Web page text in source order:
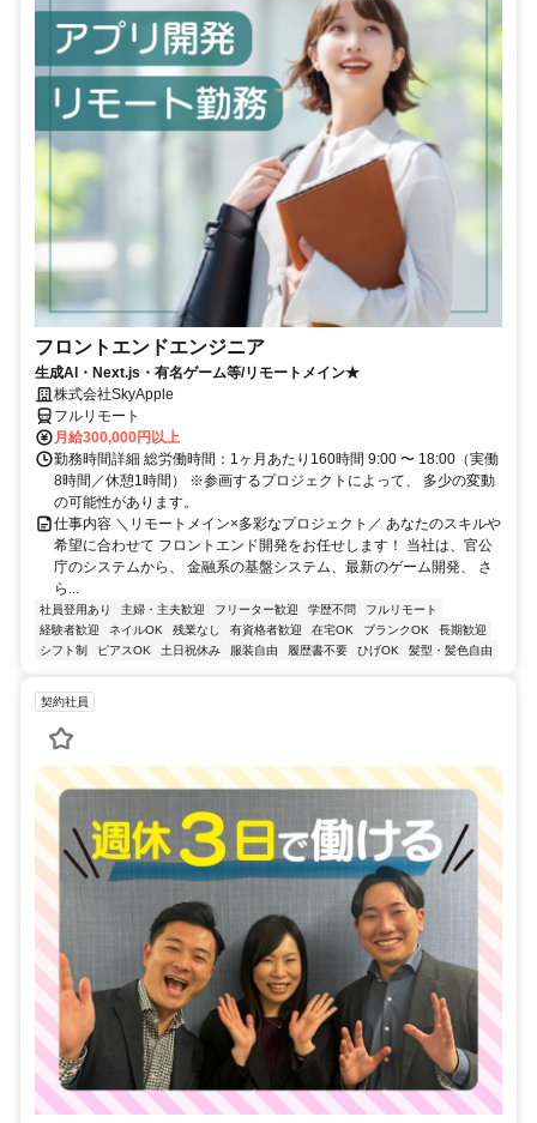
フロントエンドエンジニア
生成AI・Next.js・有名ゲーム等/リモートメイン★
株式会社SkyApple
フルリモート
月給300,000円以上
勤務時間詳細 総労働時間：1ヶ月あたり160時間 9:00 〜 18:00（実働
8時間／休憩1時間） ※参画するプロジェクトによって、 多少の変動
の可能性があります。
仕事内容 ＼リモートメイン×多彩なプロジェクト／ あなたのスキルや
希望に合わせて フロントエンド開発をお任せします！ 当社は、官公
庁のシステムから、 金融系の基盤システム、最新のゲーム開発、 さ
ら...
社員登用あり 主婦・主夫歓迎 フリーター歓迎 学歴不問
フルリモート
経験者歓迎
ネイルOK 残業なし 有資格者歓迎 在宅OK ブランクOK
長期歓迎
シフト制
ピアスOK 土日祝休み 服装自由 履歴書不要 ひげOK 髪型・髪色自由
契約社員